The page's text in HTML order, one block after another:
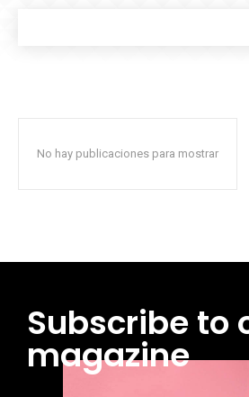
No hay publicaciones para mostrar
Subscribe to
magazine